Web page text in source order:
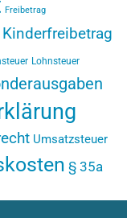
Freibetrag
Kinderfreibetrag
Lohnsteuer
Umsatzsteuer
§ 35a